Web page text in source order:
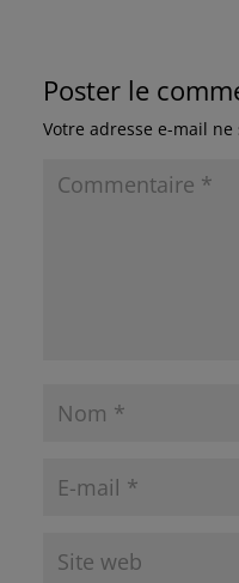
Poster le
Votre adresse e-mail